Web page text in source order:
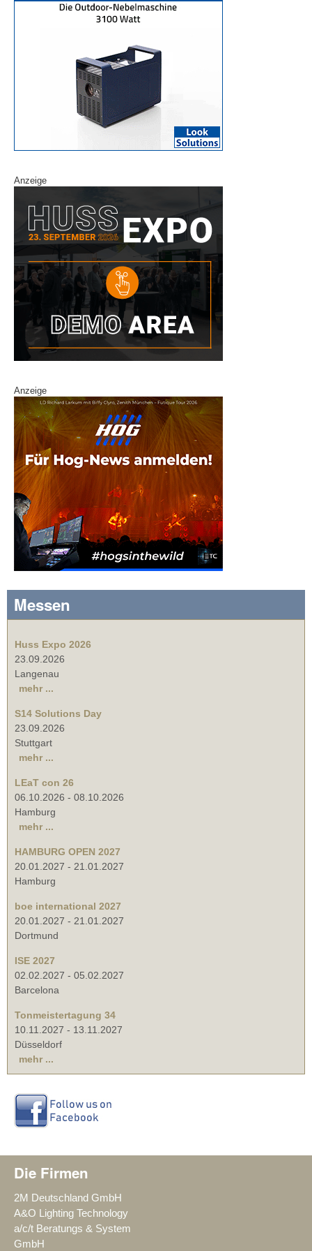
Anzeige
Anzeige
Messen
Huss Expo 2026
23.09.2026
Langenau
mehr ...
S14 Solutions Day
23.09.2026
Stuttgart
mehr ...
LEaT con 26
06.10.2026 - 08.10.2026
Hamburg
mehr ...
HAMBURG OPEN 2027
20.01.2027 - 21.01.2027
Hamburg
boe international 2027
20.01.2027 - 21.01.2027
Dortmund
ISE 2027
02.02.2027 - 05.02.2027
Barcelona
Tonmeistertagung 34
10.11.2027 - 13.11.2027
Düsseldorf
mehr ...
Die Firmen
2M Deutschland GmbH
A&O Lighting Technology
a/c/t Beratungs & System
GmbH